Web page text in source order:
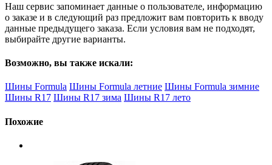
Наш сервис запоминает данные о пользователе, информацию
о заказе и в следующий раз предложит вам повторить к вводу
данные предыдущего заказа. Если условия вам не подходят,
выбирайте другие варианты.
Возможно, вы также искали:
Шины Formula Шины Formula летние Шины Formula зимние
Шины R17 Шины R17 зима Шины R17 лето
Похожие